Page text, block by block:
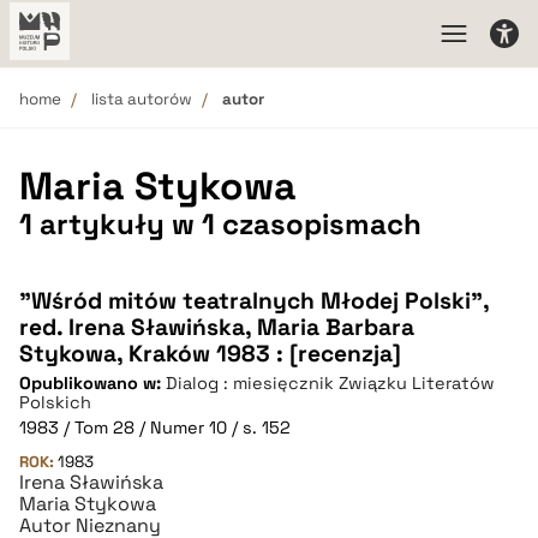
home lista autorów autor
Maria Stykowa
1 artykuły w 1 czasopismach
"Wśród mitów teatralnych Młodej Polski",
red. Irena Sławińska, Maria Barbara
Stykowa, Kraków 1983 : [recenzja]
Opublikowano w: Dialog : miesięcznik Związku Literatów
Polskich
1983 / Tom 28 / Numer 10 / s. 152
ROK: 1983
Irena Sławińska
Maria Stykowa
Autor Nieznany